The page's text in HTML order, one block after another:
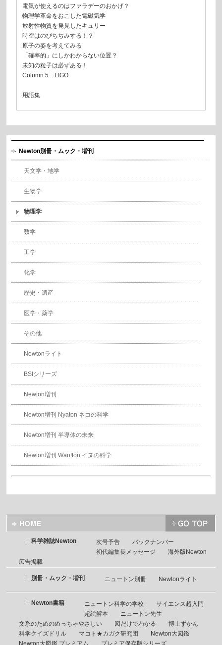
電気が使えるのはファラデーのおかげ？
物理学革命をおこした電磁気学
放射性物質を発見したキュリー
時空はのびちぢみする！？
原子の姿を考えてみる
「確率的」にしかわからない位置？
未知の粒子は必ずある！
Column 5 LIGO
用語集
Newton別冊・ムック・増刊
天文学・地学
生物学
物理学
数学
工学
化学
歴史・遺産
医学・薬学
その他
Newtonライト
BSIシリーズ
Newton増刊
Newton増刊 Nyaton ネコの科学
Newton増刊 半導体の未来
Newton増刊 Wan!ton イヌの科学
科学雑誌Newton 次号予告
バックナンバー
初代編集長メッセージ
海外版Newton
広告掲載
別冊・ムック・増刊 ニュートン別冊 Newtonライト
Newton書籍 ニュートン科学の学校
サイエンス超入門
超絵解本
ニュートン先生
文系のためのめっちゃやさしい
図だけでわかる
博士ずかん
科学クイズドリル
マコト★カガク研究団
Newton大図鑑
Newton大図鑑 プレミアム
プレミア保存版シリーズ